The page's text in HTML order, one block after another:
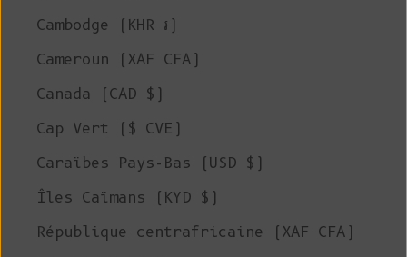
Cambodge (KHR ៛)
Cameroun (XAF CFA)
Canada (CAD $)
Cap Vert ($ CVE)
Caraïbes Pays-Bas (USD $)
Îles Caïmans (KYD $)
République centrafricaine (XAF CFA)